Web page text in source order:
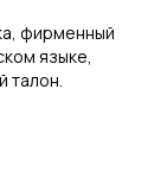
фирменный
языке,
талон.